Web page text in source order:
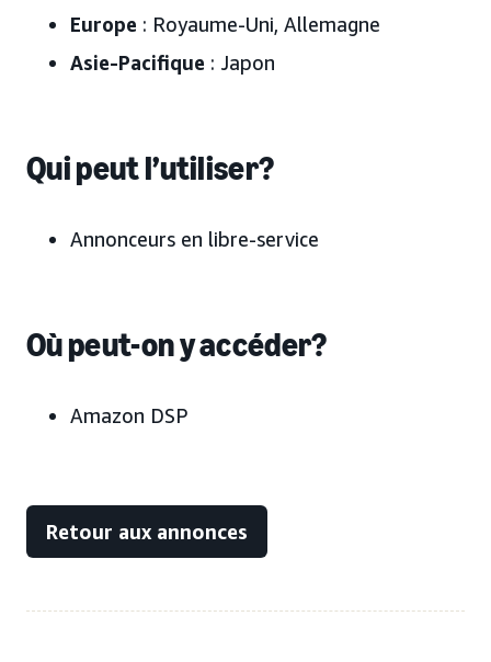
Europe : Royaume-Uni, Allemagne
Asie-Pacifique : Japon
Qui peut l’utiliser?
Annonceurs en libre-service
Où peut-on y accéder?
Amazon DSP
Retour aux annonces